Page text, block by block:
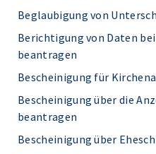
Beglaubigung von
Berichtigung von Daten
beantragen
Bescheinigung für
Bescheinigung über die
beantragen
Bescheinigung über